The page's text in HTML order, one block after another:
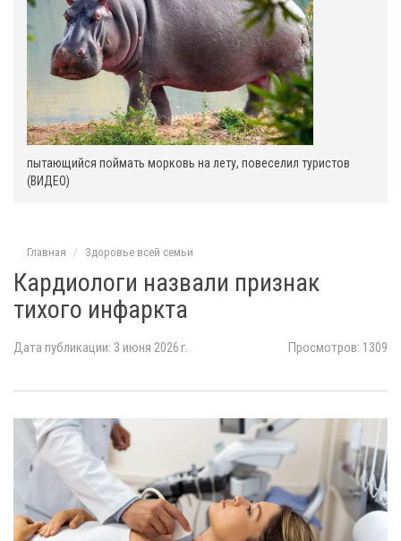
пытающийся поймать морковь на лету, повеселил туристов
(ВИДЕО)
Главная Здоровье всей семьи
Кардиологи назвали признак
тихого инфаркта
Дата публикации: 3 июня 2026 г. Просмотров: 1309